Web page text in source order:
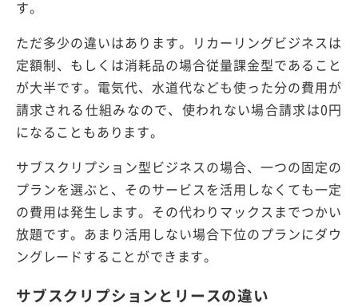
す。
ただ多少の違いはあります。リカーリングビジネスは
定額制、もしくは消耗品の場合従量課金型であること
が大半です。電気代、水道代なども使った分の費用が
請求される仕組みなので、使われない場合請求は0円
になることもあります。
サブスクリプション型ビジネスの場合、一つの固定の
プランを選ぶと、そのサービスを活用しなくても一定
の費用は発生します。その代わりマックスまでつかい
放題です。あまり活用しない場合下位のプランにダウ
ングレードすることができます。
サブスクリプションとリースの違い